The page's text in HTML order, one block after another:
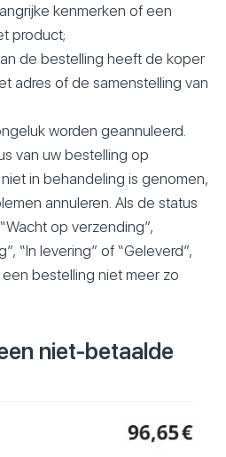
kenmerken of een
product;
de bestelling heeft de koper
adres of de samenstelling van
worden geannuleerd.
van uw bestelling op
in behandeling is genomen,
annuleren. Als de status
op verzending”,
“In levering” of “Geleverd”,
bestelling niet meer zo
niet-betaalde